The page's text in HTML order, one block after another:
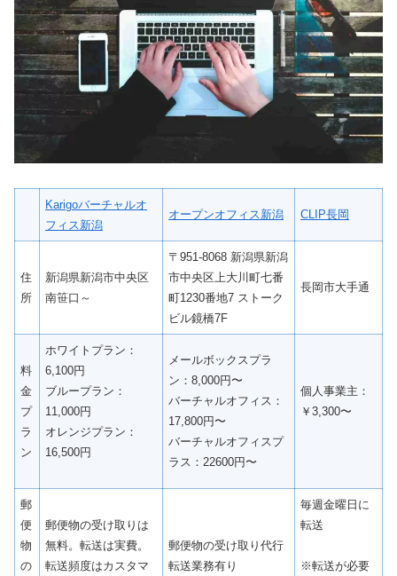
Karigoバーチャルオ
フィス新潟
オープンオフィス新潟 CLIP長岡
住
所
新潟県新潟市中央区
南笹口～
〒951-8068 新潟県新潟
市中央区上大川町七番
町1230番地7 ストーク
ビル鏡橋7F
長岡市大手通
料
金
プ
ラ
ン
ホワイトプラン：
6,100円
ブループラン：
11,000円
オレンジプラン：
16,500円
メールボックスプラ
ン：8,000円〜
バーチャルオフィス：
17,800円〜
バーチャルオフィスプ
ラス：22600円〜
個人事業主：
￥3,300〜
郵
便
物
の
郵便物の受け取りは
無料。転送は実費。
転送頻度はカスタマ
郵便物の受け取り代行
転送業務有り
毎週金曜日に
転送
※転送が必要